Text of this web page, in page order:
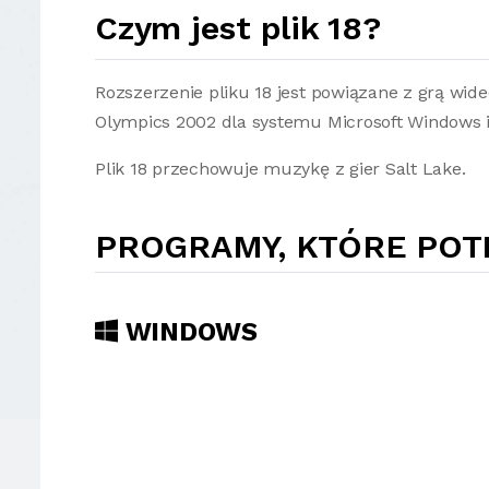
Czym jest plik 18?
Rozszerzenie pliku 18 jest powiązane z grą
Olympics 2002 dla systemu Microsoft Windows
Plik 18 przechowuje muzykę z gier Salt Lake.
PROGRAMY, KTÓRE
WINDOWS